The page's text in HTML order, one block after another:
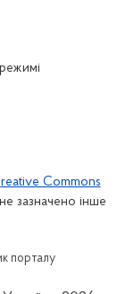
Commons
зазначено інше
порталу